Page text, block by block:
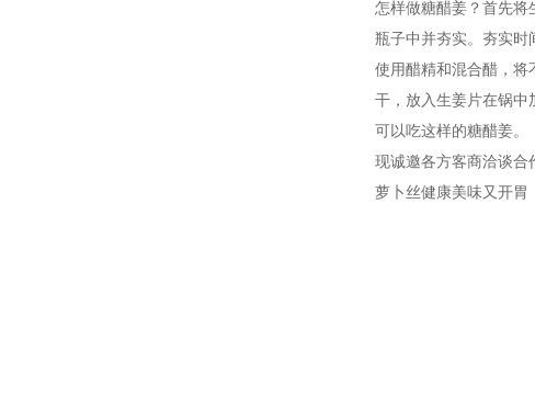
怎样做糖醋姜？首先将
瓶子中并夯实。夯实时
使用醋精和混合醋，将
干，放入生姜片在锅中
可以吃这样的糖醋姜。
现诚邀各方客商洽谈合
萝卜丝健康美味又开胃